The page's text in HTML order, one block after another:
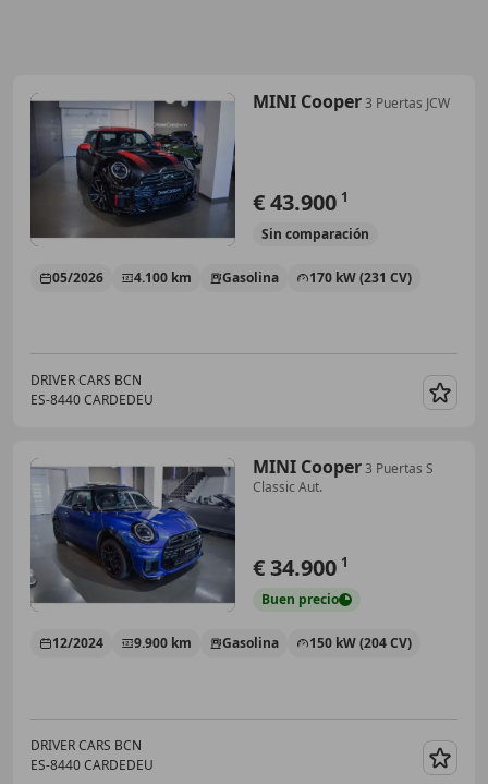
MINI Cooper3 Puertas JCW
€ 43.900 1
Sin comparación
05/2026 4.100 km Gasolina 170 kW (231 CV)
DRIVER CARS BCN
ES-8440 CARDEDEU
MINI Cooper3 Puertas S
Classic Aut.
€ 34.900 1
Buen precio
12/2024 9.900 km Gasolina 150 kW (204 CV)
DRIVER CARS BCN
ES-8440 CARDEDEU